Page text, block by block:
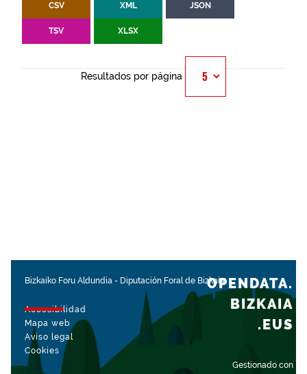
CSV XML JSON
TSV XLSX
Resultados por página
Bizkaiko Foru Aldundia - Diputación Foral de Bizkaia
Accesibilidad
Mapa web
Aviso legal
Cookies
Gestionado con
OPENDATA.
BIZKAIA
.EUS